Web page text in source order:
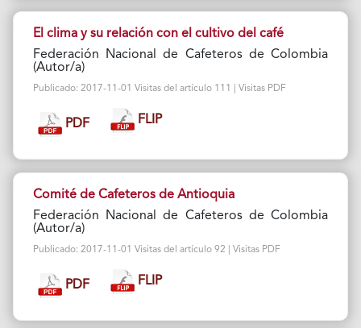
El clima y su relación con el cultivo del café
Federación Nacional de Cafeteros de Colombia
(Autor/a)
Publicado: 2017-11-01 Visitas del artículo 111 | Visitas PDF
PDF FLIP
Comité de Cafeteros de Antioquia
Federación Nacional de Cafeteros de Colombia
(Autor/a)
Publicado: 2017-11-01 Visitas del artículo 92 | Visitas PDF
PDF FLIP